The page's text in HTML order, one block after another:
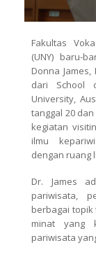
Fakultas
(UNY) baru-
Donna
dari School
University,
tanggal 20
kegiatan
ilmu
dengan ruang
Dr. James
pariwisata,
berbagai
minat yang
pariwisata